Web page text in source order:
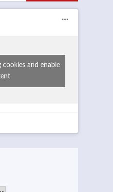
and enable